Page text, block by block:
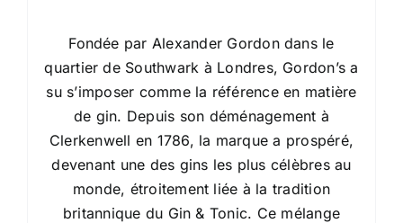
Fondée par Alexander Gordon dans le
quartier de Southwark à Londres, Gordon’s a
su s’imposer comme la référence en matière
de gin. Depuis son déménagement à
Clerkenwell en 1786, la marque a prospéré,
devenant une des gins les plus célèbres au
monde, étroitement liée à la tradition
britannique du Gin & Tonic. Ce mélange